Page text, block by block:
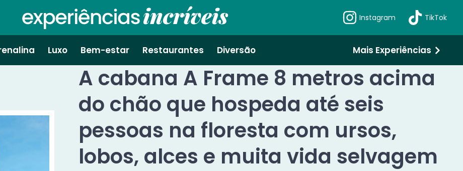
Instagram TikTok
Luxo Bem-estar Restaurantes Diversão Mais Experiências
A cabana A Frame 8 metros acima
do chão que hospeda até seis
pessoas na floresta com ursos,
lobos, alces e muita vida selvagem